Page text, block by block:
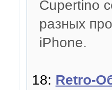
Cupertino
разных
iPhone.
18: Retro-